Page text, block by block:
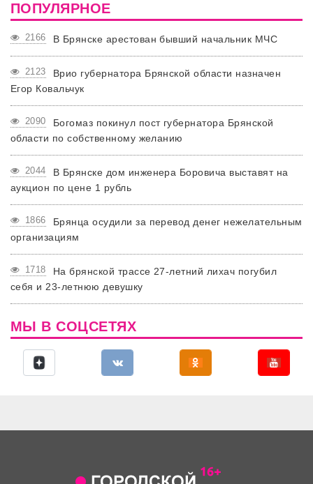
ПОПУЛЯРНОЕ
2166 В Брянске арестован бывший начальник МЧС
2123
Врио губернатора Брянской области назначен
Егор Ковальчук
2090
Богомаз покинул пост губернатора Брянской
области по собственному желанию
2044
В Брянске дом инженера Боровича выставят на
аукцион по цене 1 рубль
1866
Брянца осудили за перевод денег нежелательным
организациям
1718
На брянской трассе 27-летний лихач погубил
себя и 23-летнюю девушку
МЫ В СОЦСЕТЯХ